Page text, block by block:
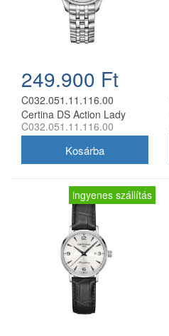
249.900 Ft
C032.051.11.116.00
Certina DS Action Lady
Diamonds női analóg karóra
C032.051.11.116.00
ingyenes szállítás